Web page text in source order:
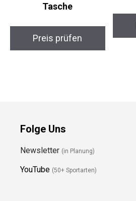
Tasche
Preis prüfen
Folge Uns
Newsletter (in Planung)
YouTube (50+ Sportarten)